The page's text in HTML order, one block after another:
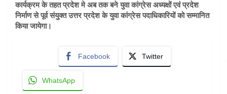
कार्यक्रम के तहत प्रदेश मे अब तक बने युवा कांग्रेस अध्यक्षों एवं प्रदेश
निर्माण से पूर्व संयुक्त उत्तर प्रदेश के युवा कांग्रेस पदाधिकारियों को सम्मानित
किया जायेगा।
Facebook Twitter
WhatsApp